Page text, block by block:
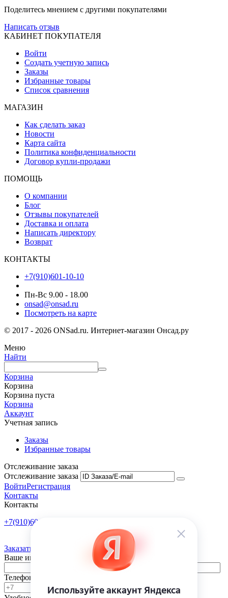
Поделитесь мнением с другими покупателями
Написать отзыв
КАБИНЕТ ПОКУПАТЕЛЯ
Войти
Создать учетную запись
Заказы
Избранные товары
Список сравнения
МАГАЗИН
Как сделать заказ
Новости
Карта сайта
Политика конфиденциальности
Договор купли-продажи
ПОМОЩЬ
О компании
Блог
Отзывы покупателей
Доставка и оплата
Написать директору
Возврат
КОНТАКТЫ
+7(910)601-10-10
Пн-Вс 9.00 - 18.00
onsad@onsad.ru
Посмотреть на карте
© 2017 - 2026 ONSad.ru. Интернет-магазин Онсад.ру
Меню
Найти
Корзина
Корзина
Корзина пуста
Корзина
Аккаунт
Учетная запись
Заказы
Избранные товары
Отслеживание заказа
Отслеживание заказа
ВойтиРегистрация
Контакты
Контакты
+7(910)601-10-10
Заказать обратный звонок
Ваше имя
Телефон